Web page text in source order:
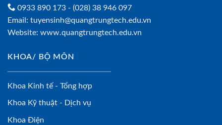
0933 890 173 - (028) 38 946 097
Email: tuyensinh@quangtrungtech.edu.vn
Website: www.quangtrungtech.edu.vn
KHOA/ BỘ MÔN
Khoa Kinh tế - Tổng hợp
Khoa Kỹ thuật - Dịch vụ
Khoa Điện